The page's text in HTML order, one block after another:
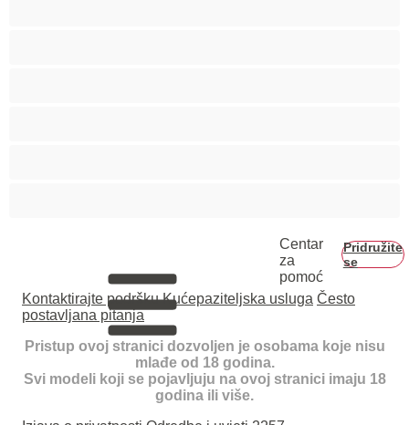
Centar
za
pomoć
Pridružite
se
Kontaktirajte podršku Kućepaziteljska usluga Često
postavljana pitanja
Pristup ovoj stranici dozvoljen je osobama koje nisu
mlađe od 18 godina.
Svi modeli koji se pojavljuju na ovoj stranici imaju 18
godina ili više.